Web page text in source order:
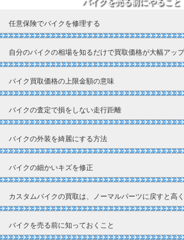
任意保険でバイクを修理する
自分のバイクの相場を知るだけで買取価格が大幅アップ
バイク買取価格の上限金額の意味
バイクの査定で損をしない走行距離
バイクの外装を綺麗にする方法
バイクの細かいキズを修正
カスタムバイクの買取は、ノーマルパーツに戻すと高
バイクを売る前に知っておくこと